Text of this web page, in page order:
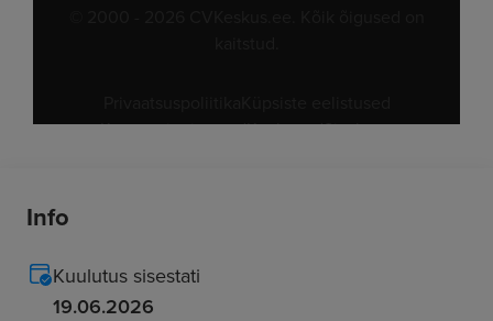
Info
Kuulutus sisestati
19.06.2026